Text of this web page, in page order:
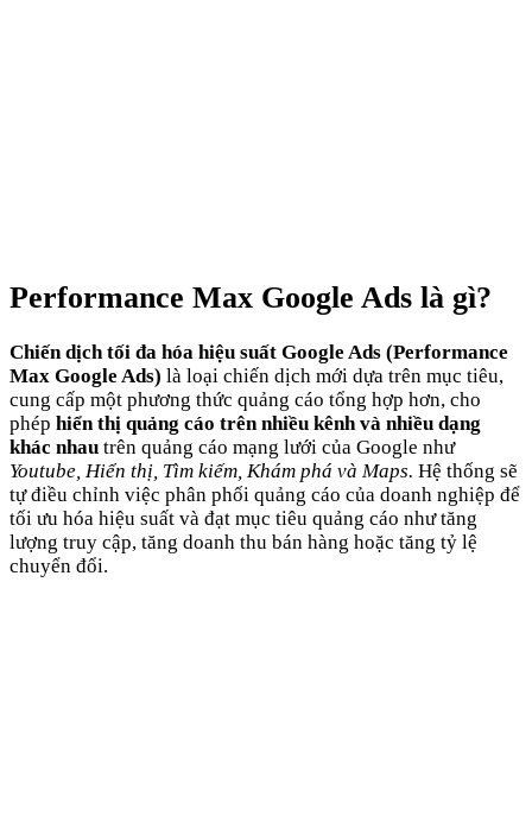
Performance Max Google Ads là gì?
Chiến dịch tối đa hóa hiệu suất Google Ads (Performance
Max Google Ads) là loại chiến dịch mới dựa trên mục tiêu,
cung cấp một phương thức quảng cáo tổng hợp hơn, cho
phép hiển thị quảng cáo trên nhiều kênh và nhiều dạng
khác nhau trên quảng cáo mạng lưới của Google như
Youtube, Hiển thị, Tìm kiếm, Khám phá và Maps. Hệ thống sẽ
tự điều chỉnh việc phân phối quảng cáo của doanh nghiệp để
tối ưu hóa hiệu suất và đạt mục tiêu quảng cáo như tăng
lượng truy cập, tăng doanh thu bán hàng hoặc tăng tỷ lệ
chuyển đổi.